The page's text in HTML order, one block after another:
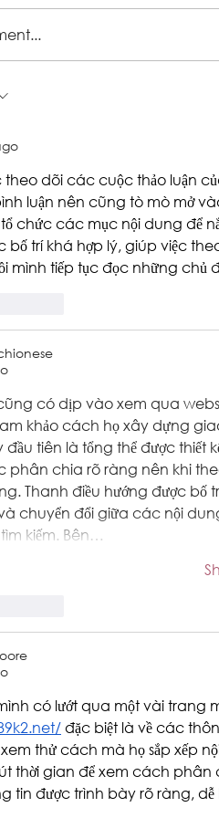
Health:
connected, and
theo dõi các cuộc thảo luận
luận nên cũng tò mò mở
chức các mục nội dung để
bố trí khá hợp lý, giúp việc
mình tiếp tục đọc những
có dịp vào xem qua
khảo cách họ xây dựng
đầu tiên là tổng thể được
phân chia rõ ràng nên khi
Thanh điều hướng được bố
chuyển đổi giữa các nội
kiếm. Bên…
có lướt qua một vài trang
đặc biệt là về các
thử cách mà họ sắp xếp
thời gian để xem cách phân
tin được trình bày rõ ràng,